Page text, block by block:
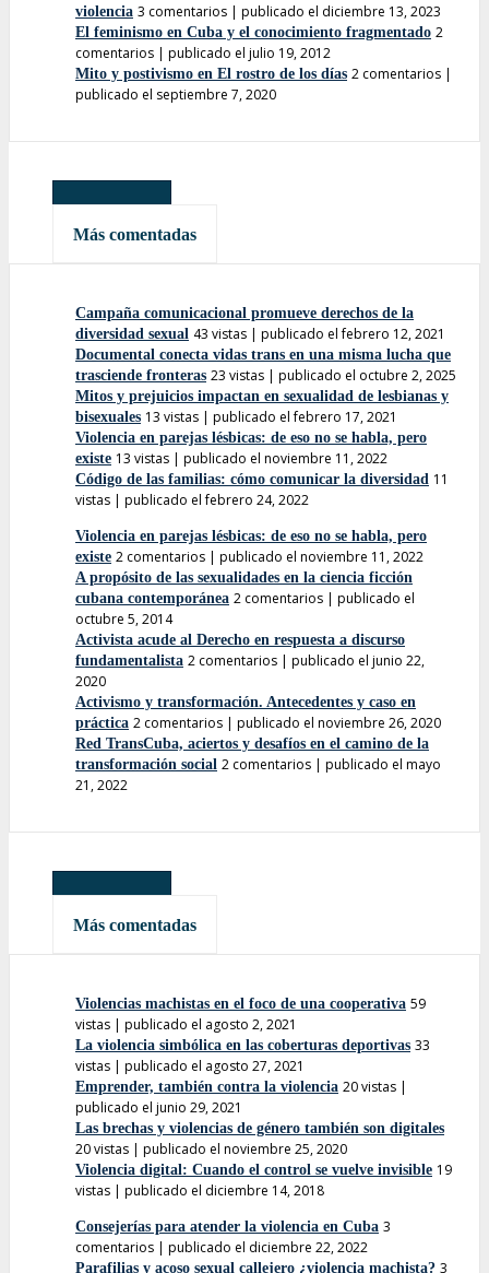
violencia 3 comentarios | publicado el diciembre 13, 2023
El feminismo en Cuba y el conocimiento fragmentado 2
comentarios | publicado el julio 19, 2012
Mito y postivismo en El rostro de los días 2 comentarios |
publicado el septiembre 7, 2020
Más leídas
Más comentadas
Campaña comunicacional promueve derechos de la
diversidad sexual 43 vistas | publicado el febrero 12, 2021
Documental conecta vidas trans en una misma lucha que
trasciende fronteras 23 vistas | publicado el octubre 2, 2025
Mitos y prejuicios impactan en sexualidad de lesbianas y
bisexuales 13 vistas | publicado el febrero 17, 2021
Violencia en parejas lésbicas: de eso no se habla, pero
existe 13 vistas | publicado el noviembre 11, 2022
Código de las familias: cómo comunicar la diversidad 11
vistas | publicado el febrero 24, 2022
Violencia en parejas lésbicas: de eso no se habla, pero
existe 2 comentarios | publicado el noviembre 11, 2022
A propósito de las sexualidades en la ciencia ficción
cubana contemporánea 2 comentarios | publicado el
octubre 5, 2014
Activista acude al Derecho en respuesta a discurso
fundamentalista 2 comentarios | publicado el junio 22,
2020
Activismo y transformación. Antecedentes y caso en
práctica 2 comentarios | publicado el noviembre 26, 2020
Red TransCuba, aciertos y desafíos en el camino de la
transformación social 2 comentarios | publicado el mayo
21, 2022
Más leídas
Más comentadas
Violencias machistas en el foco de una cooperativa 59
vistas | publicado el agosto 2, 2021
La violencia simbólica en las coberturas deportivas 33
vistas | publicado el agosto 27, 2021
Emprender, también contra la violencia 20 vistas |
publicado el junio 29, 2021
Las brechas y violencias de género también son digitales
20 vistas | publicado el noviembre 25, 2020
Violencia digital: Cuando el control se vuelve invisible 19
vistas | publicado el diciembre 14, 2018
Consejerías para atender la violencia en Cuba 3
comentarios | publicado el diciembre 22, 2022
Parafilias y acoso sexual callejero ¿violencia machista? 3